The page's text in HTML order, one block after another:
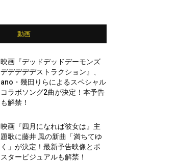
動画
映画『デッドデッドデーモンズ
デデデデデストラクション』、
ano・幾田りらによるスペシャル
コラボソング2曲が決定！本予告
も解禁！
映画『四月になれば彼女は』主
題歌に藤井 風の新曲「満ちてゆ
く」が決定！最新予告映像とポ
スタービジュアルも解禁！